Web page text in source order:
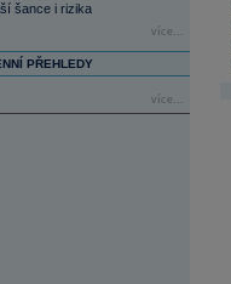
šance i rizika
více...
PŘEHLEDY
více...